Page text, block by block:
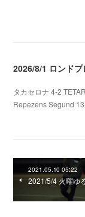
2026/8/1 ロンド
タカセロナ 4-2
Repezens Segund
2021.05.10 05:22
2021/5/4 火曜ゆ